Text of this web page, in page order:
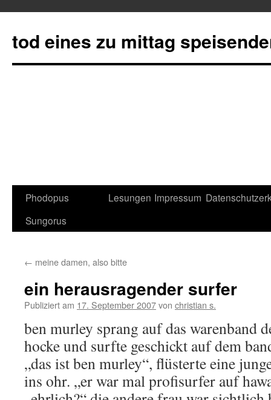
tod eines zu mittag
Springe
zum
Phodopus
Sungorus
Lesungen Impressum
← meine damen, also bitte
ein herausragender surfer
Publiziert am 17. September 2007von christian s.
ben murley sprang auf das warenband
hocke und surfte geschickt auf dem
„das ist ben murley“, flüsterte eine
ins ohr. „er war mal profisurfer auf